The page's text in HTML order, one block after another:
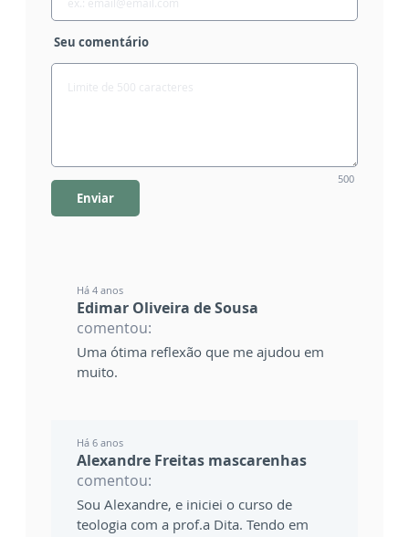
Seu comentário
500
Enviar
Há 4 anos
Edimar Oliveira de Sousa
comentou:
Uma ótima reflexão que me ajudou em
muito.
Há 6 anos
Alexandre Freitas mascarenhas
comentou:
Sou Alexandre, e iniciei o curso de
teologia com a prof.a Dita. Tendo em